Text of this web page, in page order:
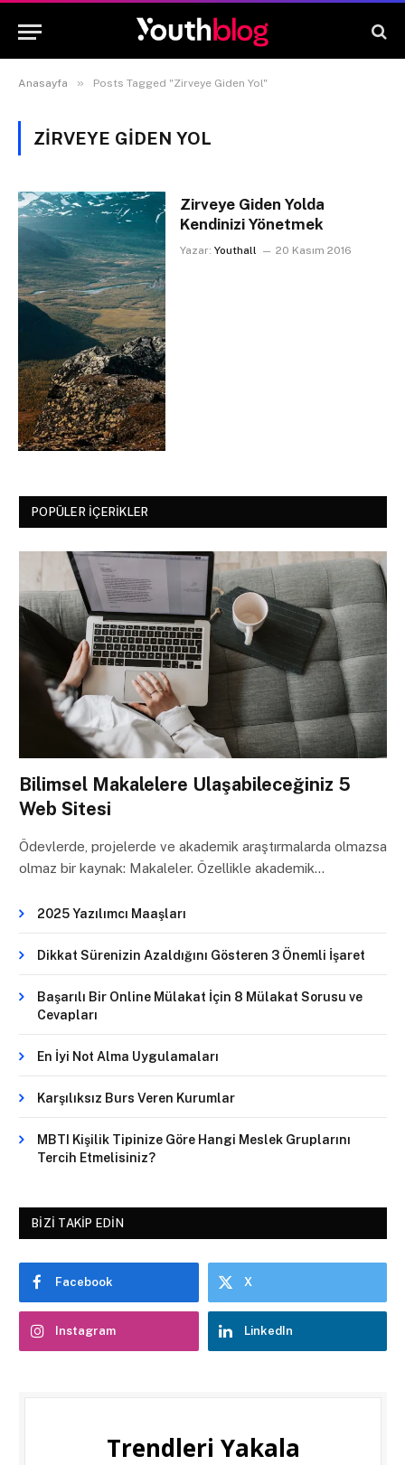
Anasayfa » Posts Tagged "Zirveye Giden Yol"
ZIRVEYE GIDEN YOL
Zirveye Giden Yolda
Kendinizi Yönetmek
Yazar: Youthall 20 Kasım 2016
POPÜLER İÇERIKLER
Bilimsel Makalelere Ulaşabileceğiniz 5
Web Sitesi
Ödevlerde, projelerde ve akademik araştırmalarda olmazsa
olmaz bir kaynak: Makaleler. Özellikle akademik…
2025 Yazılımcı Maaşları
Dikkat Sürenizin Azaldığını Gösteren 3 Önemli İşaret
Başarılı Bir Online Mülakat İçin 8 Mülakat Sorusu ve
Cevapları
En İyi Not Alma Uygulamaları
Karşılıksız Burs Veren Kurumlar
MBTI Kişilik Tipinize Göre Hangi Meslek Gruplarını
Tercih Etmelisiniz?
BIZI TAKIP EDIN
Facebook X
Instagram LinkedIn
Trendleri Yakala